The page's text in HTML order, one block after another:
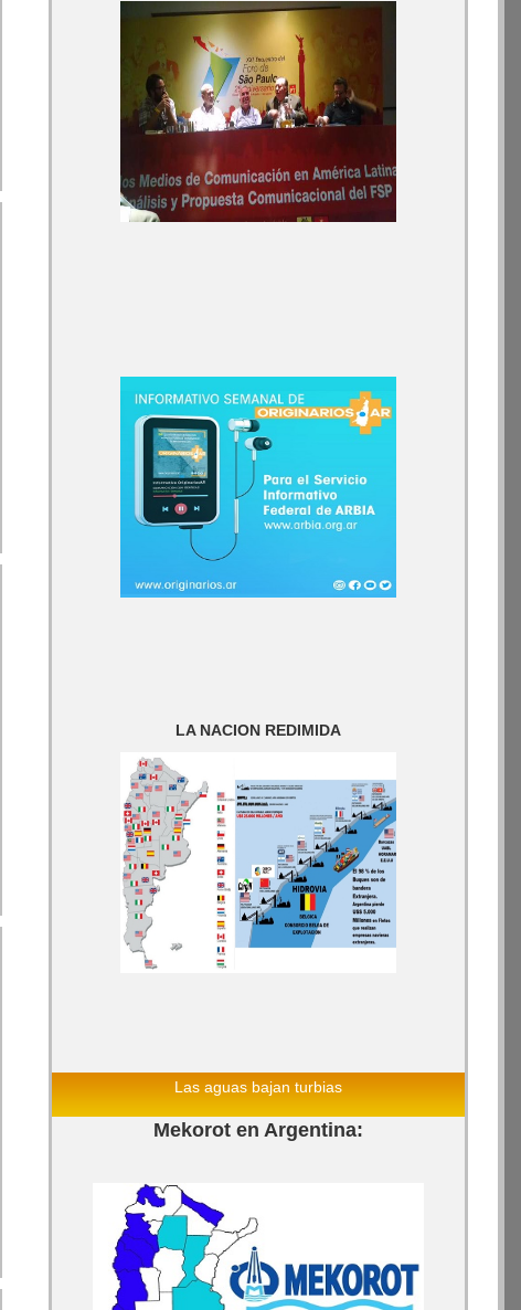
LA NACION REDIMIDA
Las aguas bajan turbias
Mekorot en Argentina: